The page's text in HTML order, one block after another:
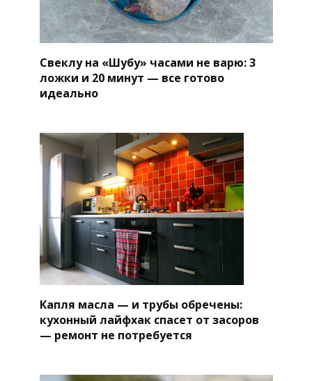
Свеклу на «Шубу» часами не варю: 3
ложки и 20 минут — все готово
идеально
Капля масла — и трубы обречены:
кухонный лайфхак спасет от засоров
— ремонт не потребуется